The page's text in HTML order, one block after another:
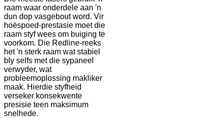
raam waar onderdele aan 'n
dun dop vasgebout word. Vir
hoëspoed-prestasie moet die
raam styf wees om buiging te
voorkom. Die Redline-reeks
het 'n sterk raam wat stabiel
bly selfs met die sypaneel
verwyder, wat
probleemoplossing makliker
maak. Hierdie styfheid
verseker konsekwente
presisie teen maksimum
snelhede.